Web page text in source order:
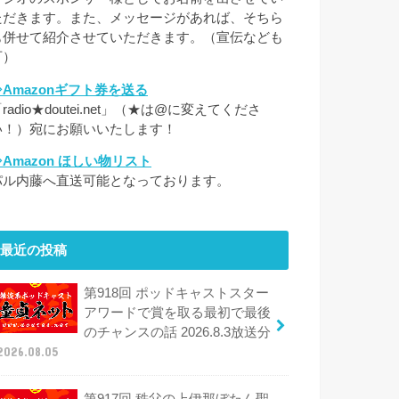
だきます。また、メッセージがあれば、そちら
併せて紹介させていただきます。（宣伝なども
ギフト券を送る
radio★doutei.net」（★は@に変えてくださ
！）宛にお願いいたします！
ほしい物リスト
内藤へ直送可能となっております。
最近の投稿
第918回 ポッドキャストスター
アワードで賞を取る最初で最後
のチャンスの話 2026.8.3放送分